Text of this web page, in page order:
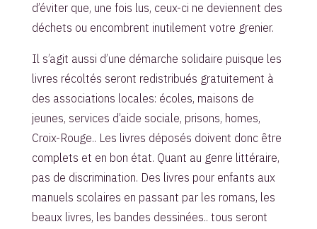
d’éviter que, une fois lus, ceux-ci ne deviennent des
déchets ou encombrent inutilement votre grenier.
Il s’agit aussi d’une démarche solidaire puisque les
livres récoltés seront redistribués gratuitement à
des associations locales: écoles, maisons de
jeunes, services d’aide sociale, prisons, homes,
Croix-Rouge.. Les livres déposés doivent donc être
complets et en bon état. Quant au genre littéraire,
pas de discrimination. Des livres pour enfants aux
manuels scolaires en passant par les romans, les
beaux livres, les bandes dessinées.. tous seront